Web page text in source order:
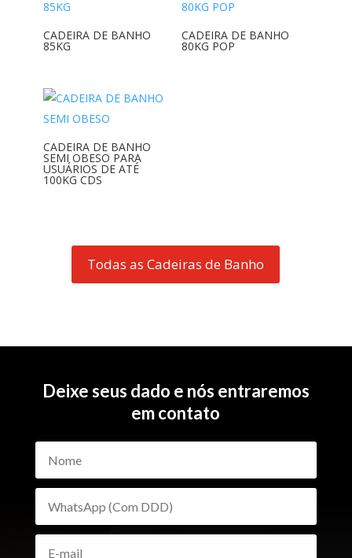
CADEIRA DE BANHO
85KG
CADEIRA DE BANHO
80KG POP
CADEIRA DE BANHO
SEMI OBESO PARA
USUÁRIOS DE ATÉ
100KG CDS
Todas as Cadeiras de Banho
Deixe seus dado e nós entraremos
em contato